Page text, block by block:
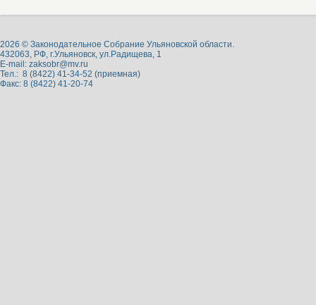
2026 © Законодательное Собрание Ульяновской области.
432063, РФ, г.Ульяновск, ул.Радищева, 1
E-mail: zaksobr@mv.ru
Тел.: 8 (8422) 41-34-52 (приемная)
Факс: 8 (8422) 41-20-74